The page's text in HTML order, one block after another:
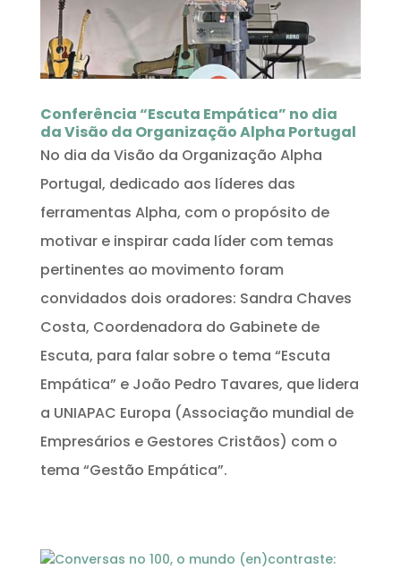
Conferência “Escuta Empática” no dia
da Visão da Organização Alpha Portugal
No dia da Visão da Organização Alpha
Portugal, dedicado aos líderes das
ferramentas Alpha, com o propósito de
motivar e inspirar cada líder com temas
pertinentes ao movimento foram
convidados dois oradores: Sandra Chaves
Costa, Coordenadora do Gabinete de
Escuta, para falar sobre o tema “Escuta
Empática” e João Pedro Tavares, que lidera
a UNIAPAC Europa (Associação mundial de
Empresários e Gestores Cristãos) com o
tema “Gestão Empática”.